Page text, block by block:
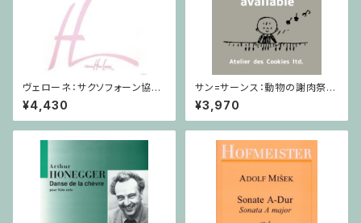
ヴェローネ：サクソフォーン協奏
曲 op.65 / アルトサクソフォー
ン,ピアノ
¥4,430
サン=サーンス：動物の謝肉祭 D
urand / ミニチュアスコア
¥3,970